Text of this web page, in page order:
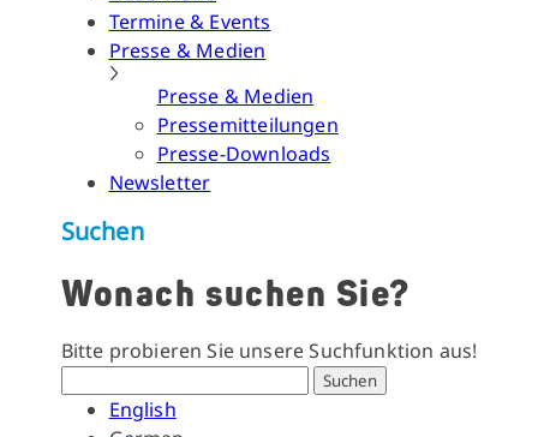
Termine & Events
Presse & Medien
Presse & Medien
Pressemitteilungen
Presse-Downloads
Newsletter
Suchen
Wonach suchen Sie?
Bitte probieren Sie unsere Suchfunktion aus!
Suchen
English